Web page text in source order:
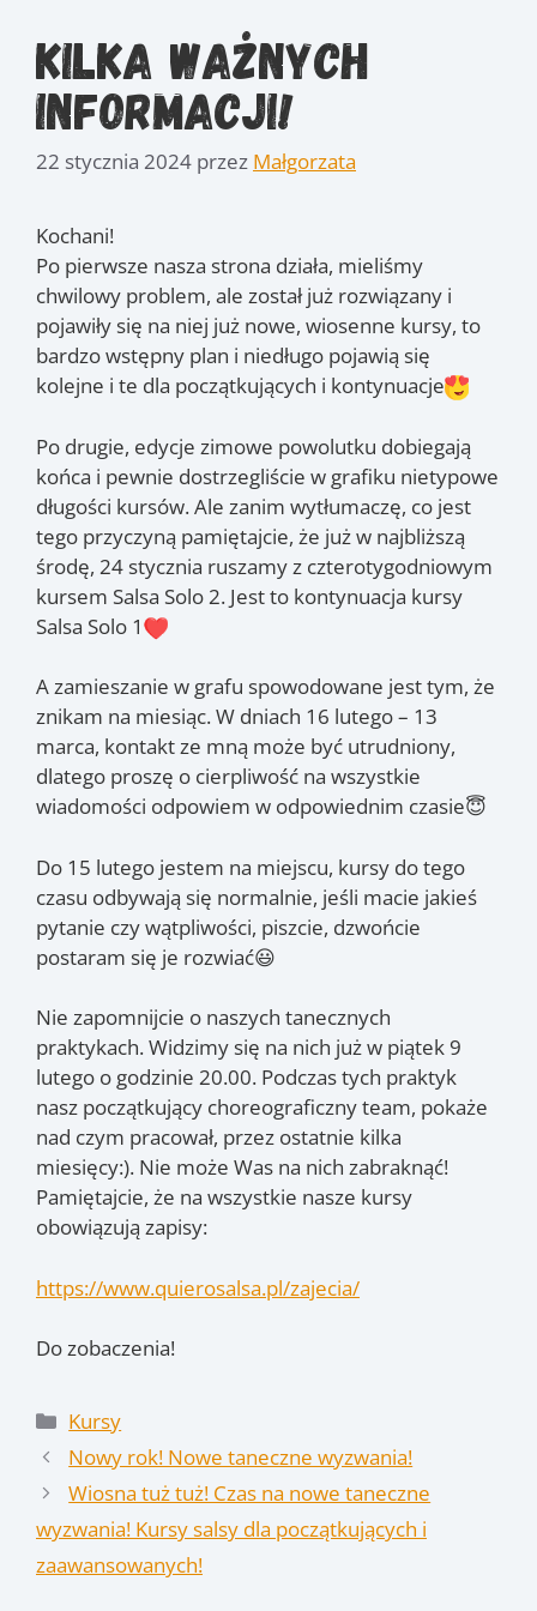
Kilka ważnych
informacji!
22 stycznia 2024 przez Małgorzata
Kochani!
Po pierwsze nasza strona działa, mieliśmy
chwilowy problem, ale został już rozwiązany i
pojawiły się na niej już nowe, wiosenne kursy, to
bardzo wstępny plan i niedługo pojawią się
kolejne i te dla początkujących i kontynuacje
Po drugie, edycje zimowe powolutku dobiegają
końca i pewnie dostrzegliście w grafiku nietypowe
długości kursów. Ale zanim wytłumaczę, co jest
tego przyczyną pamiętajcie, że już w najbliższą
środę, 24 stycznia ruszamy z czterotygodniowym
kursem Salsa Solo 2. Jest to kontynuacja kursy
Salsa Solo 1
A zamieszanie w grafu spowodowane jest tym, że
znikam na miesiąc. W dniach 16 lutego – 13
marca, kontakt ze mną może być utrudniony,
dlatego proszę o cierpliwość na wszystkie
wiadomości odpowiem w odpowiednim czasie😇
Do 15 lutego jestem na miejscu, kursy do tego
czasu odbywają się normalnie, jeśli macie jakieś
pytanie czy wątpliwości, piszcie, dzwońcie
postaram się je rozwiać😃
Nie zapomnijcie o naszych tanecznych
praktykach. Widzimy się na nich już w piątek 9
lutego o godzinie 20.00. Podczas tych praktyk
nasz początkujący choreograficzny team, pokaże
nad czym pracował, przez ostatnie kilka
miesięcy:). Nie może Was na nich zabraknąć!
Pamiętajcie, że na wszystkie nasze kursy
obowiązują zapisy:
https://www.quierosalsa.pl/zajecia/
Do zobaczenia!
Kategorie
Kursy
Nowy rok! Nowe taneczne wyzwania!
Wiosna tuż tuż! Czas na nowe taneczne
wyzwania! Kursy salsy dla początkujących i
zaawansowanych!